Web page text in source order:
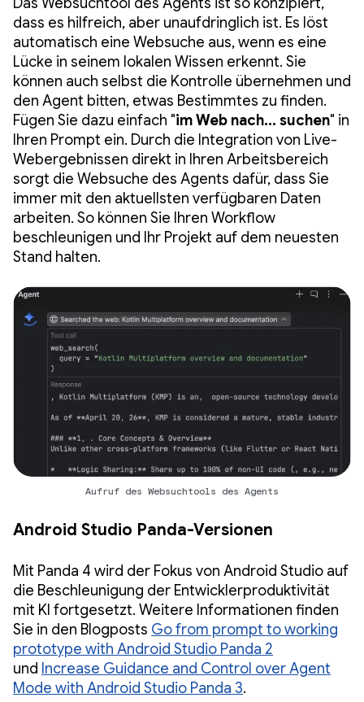
dass es hilfreich, aber unaufdringlich ist. Es löst
automatisch eine Websuche aus, wenn es eine
Lücke in seinem lokalen Wissen erkennt. Sie
können auch selbst die Kontrolle übernehmen und
den Agent bitten, etwas Bestimmtes zu finden.
Fügen Sie dazu einfach "im Web nach... suchen" in
Ihren Prompt ein. Durch die Integration von Live-
Webergebnissen direkt in Ihren Arbeitsbereich
sorgt die Websuche des Agents dafür, dass Sie
immer mit den aktuellsten verfügbaren Daten
arbeiten. So können Sie Ihren Workflow
beschleunigen und Ihr Projekt auf dem neuesten
Stand halten.
Aufruf des Websuchtools des Agents
Android Studio Panda-Versionen
Mit Panda 4 wird der Fokus von Android Studio auf
die Beschleunigung der Entwicklerproduktivität
mit KI fortgesetzt. Weitere Informationen finden
Sie in den Blogposts Go from prompt to working
prototype with Android Studio Panda 2
und Increase Guidance and Control over Agent
Mode with Android Studio Panda 3.